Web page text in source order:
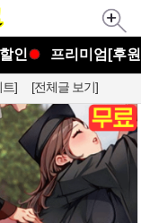
인 프리미엄[후
트] [전체글 보기]